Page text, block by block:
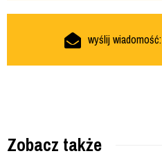
wyślij wiadomość:
Zobacz także